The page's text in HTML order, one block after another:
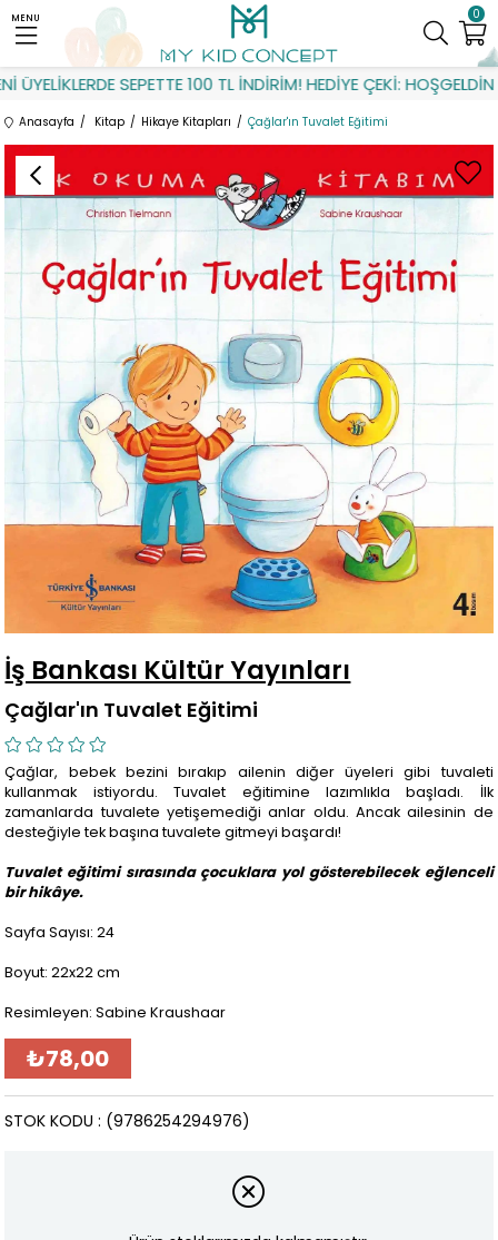
SEPETTE 100 TL İNDİRİM! HEDİYE ÇEKİ: HOŞGELDİN
0
MENU
Anasayfa Kitap Hikaye Kitapları Çağlar'ın Tuvalet Eğitimi
İş Bankası Kültür Yayınları
Çağlar'ın Tuvalet Eğitimi
Çağlar, bebek bezini bırakıp ailenin diğer üyeleri gibi tuvaleti
kullanmak istiyordu. Tuvalet eğitimine lazımlıkla başladı. İlk
zamanlarda tuvalete yetişemediği anlar oldu. Ancak ailesinin de
desteğiyle tek başına tuvalete gitmeyi başardı!
Tuvalet eğitimi sırasında çocuklara yol gösterebilecek eğlenceli
bir hikâye.
Sayfa Sayısı: 24
Boyut: 22x22 cm
Resimleyen: Sabine Kraushaar
₺78,00
(9786254294976)
STOK KODU